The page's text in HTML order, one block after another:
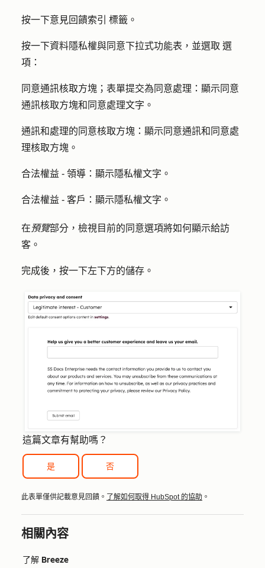
按一下意見回饋索引 標籤。
按一下資料隱私權與同意下拉式功能表，並選取 選
項 ：
同意通訊核取方塊；表單提交為同意處理 ：顯示同意
通訊核取方塊和同意處理文字。
通訊和處理的同意核取方塊 ：顯示同意通訊和同意處
理核取方塊。
合法權益 - 領導 ：顯示隱私權文字。
合法權益 - 客戶 ：顯示隱私權文字。
在預覽部分，檢視目前的同意選項將如何顯示給訪
客。
完成後，按一下左下方的儲存 。
這篇文章有幫助嗎？
是 否
此表單僅供記載意見回饋。 了解如何取得 HubSpot 的協助 。
相關內容
了解 Breeze